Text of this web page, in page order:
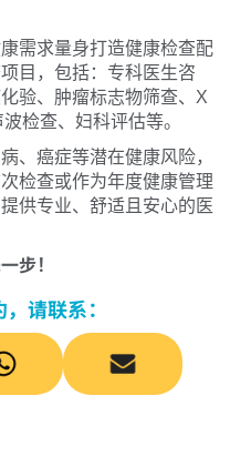
需求量身打造健康检查配
目，包括：专科医生咨
验、肿瘤标志物筛查、X
检查、妇科评估等。
、癌症等潜在健康风险，
检查或作为年度健康管理
供专业、舒适且安心的医
步！
请联系：